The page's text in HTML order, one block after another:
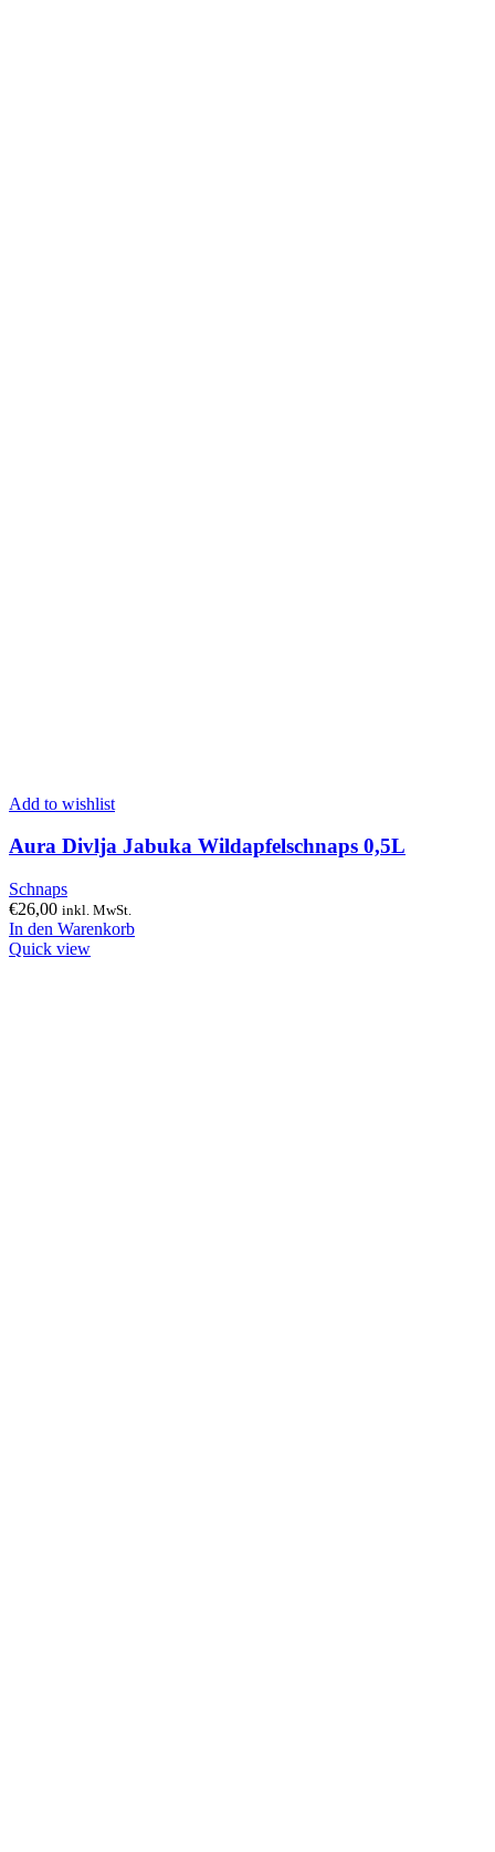
Add to wishlist
Aura Divlja Jabuka Wildapfelschnaps 0,5L
Schnaps
€26,00 inkl. MwSt.
In den Warenkorb
Quick view